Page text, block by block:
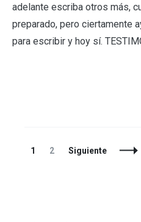
adelante escriba otros más,
preparado, pero ciertamente
para escribir y hoy sí.
Navegación
Página
1 Página
2 Siguiente